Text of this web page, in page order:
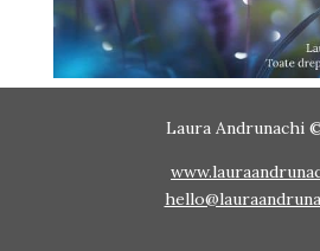
Laura Andrunachi